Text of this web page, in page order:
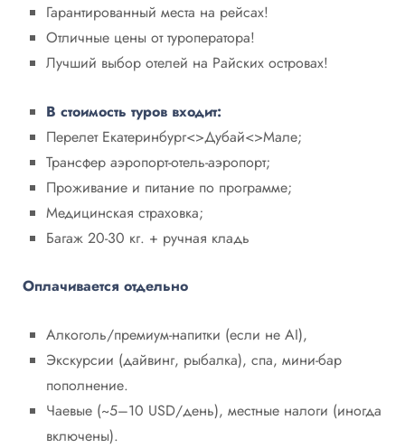
Гарантированный места на рейсах!
Отличные цены от туроператора!
Лучший выбор отелей на Райских островах!
В стоимость туров входит:
Перелет Екатеринбург<>Дубай<>Мале;
Трансфер аэропорт-отель-аэропорт;
Проживание и питание по программе;
Медицинская страховка;
Багаж 20-30 кг. + ручная кладь
Оплачивается отдельно
Алкоголь/премиум-напитки (если не AI),
Экскурсии (дайвинг, рыбалка), спа, мини-бар
пополнение.
Чаевые (~5–10 USD/день), местные налоги (иногда
включены).